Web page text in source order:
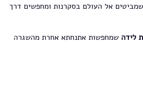
שמביטים אל העולם בסקרנות ומחפשים דרך
לידה שמחפשות אתנחתא אחרת מהשגרה